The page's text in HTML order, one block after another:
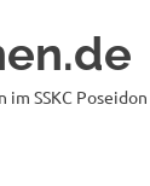
SSKC